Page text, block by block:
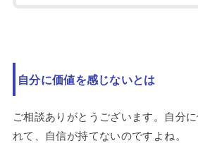
自分に価値を感じないとは
ご相談ありがとうございます。自分
れて、自信が持てないのですよね。